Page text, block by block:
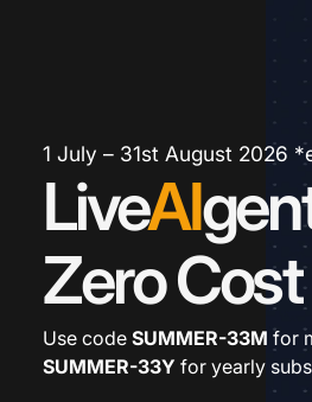
1 July – 31st August 2026
LiveAI
Zero Cost
Use code SUMMER-33M for
SUMMER-33Y for yearly